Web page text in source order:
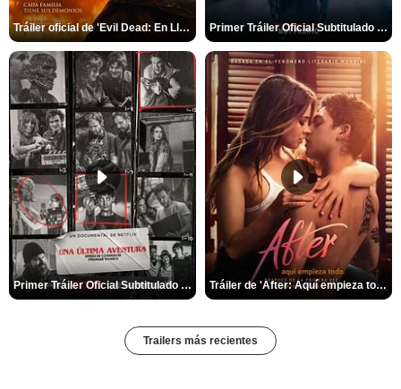
Tráiler oficial de 'Evil Dead: En Llamas' Primer Tráiler Oficial Subtitulado de 'La Noche Del Demonio: Están Entre Nosotros'
Primer Tráiler Oficial Subtitulado de 'Una última aventura: Detrás de cámaras de Stranger Things 5' Tráiler de 'After: Aquí empieza todo'
Trailers más recientes